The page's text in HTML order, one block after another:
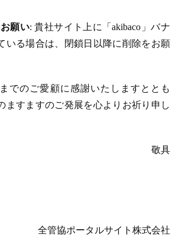
願い: 貴社サイト上に「akibaco」バナ
いる場合は、閉鎖日以降に削除をお願
でのご愛顧に感謝いたしますととも
ますますのご発展を心よりお祈り申し
敬具
全管協ポータルサイト株式会社